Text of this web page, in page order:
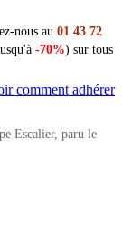
nous au 01 43 72
-70%) sur tous
comment adhérer
Escalier, paru le